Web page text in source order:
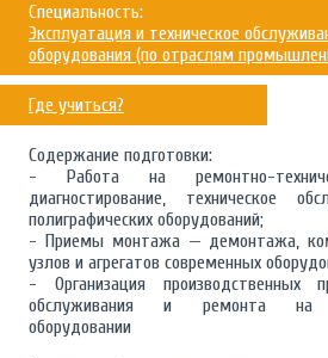
Специальность:
Эксплуатация и техническое
оборудования (по отраслям
Где учиться?
Содержание подготовки:
- Работа на ремонтно-
диагностирование, техническое
полиграфических оборудований;
- Приемы монтажа — демонтажа,
узлов и агрегатов современных
- Организация производственных
обслуживания и ремонта на
оборудовании